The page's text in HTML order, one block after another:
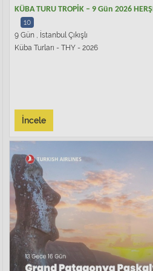
KÜBA TURU TROPİK – 9 Gün 2026
10
9 Gün , İstanbul Çıkışlı
Küba Turları - THY - 2026
İncele